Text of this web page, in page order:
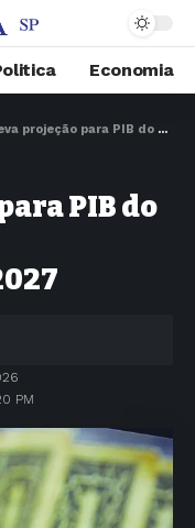
Economia
para PIB do Brasil, mas prevê desaceleração em 2027
PIB do
PM